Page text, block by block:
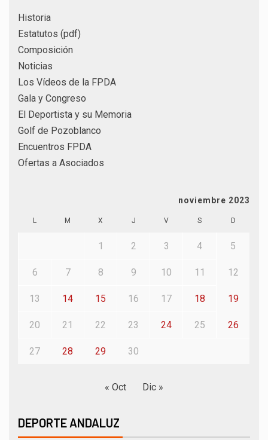
Historia
Estatutos (pdf)
Composición
Noticias
Los Vídeos de la FPDA
Gala y Congreso
El Deportista y su Memoria
Golf de Pozoblanco
Encuentros FPDA
Ofertas a Asociados
noviembre 2023
L M X J V S D
1 2 3 4 5
6 7 8 9 10 11 12
13 14 15 16 17 18 19
20 21 22 23 24 25 26
27 28 29 30
« Oct Dic »
DEPORTE ANDALUZ